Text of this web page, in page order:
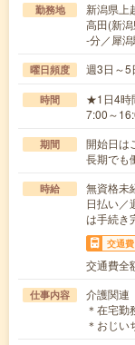
勤務地
新潟県上
高田(新
-分／犀
曜日頻度 週3日～
時間
★1日4時
7:00～
期間
開始日
長期でも
時給
無資格
日払い／
は手続き
交通費
交通費全
仕事内容
介護関連
＊在宅
＊おじ